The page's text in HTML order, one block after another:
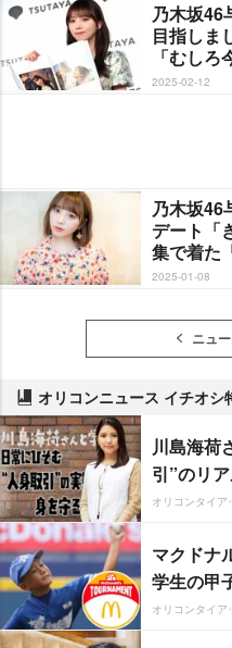
乃木坂46
目指し
「むしろ
2025-02-12
乃木坂46
デート「
集で着た
2025-01-08
ニュ
オリコンニュース イチオシ
川島海荷
引”のリ
オリコンタイア
マクドナ
学生の甲
オリコンタイア